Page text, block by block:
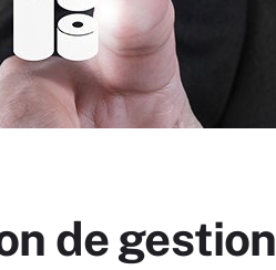
de gestion